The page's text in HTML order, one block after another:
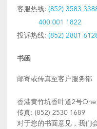
客服热线: (852) 3583
400 001 1822
投诉热线: (852) 2801
书函
邮寄或传真至客户服务部
香港黄竹坑香叶道2号
传真: (852) 2530 1689
对于您的书面意见，我们